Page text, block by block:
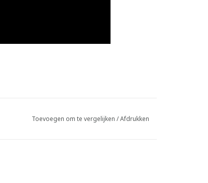
Toevoegen om te vergelijken /Afdrukken